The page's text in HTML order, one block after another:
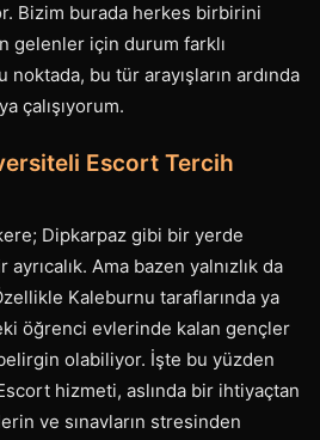
Bizim burada herkes birbirini
gelenler için durum farklı
bu tür arayışların ardında
çalışıyorum.
Escort Tercih
Dipkarpaz gibi bir yerde
ayrıcalık. Ama bazen yalnızlık da
Kaleburnu taraflarında ya
öğrenci evlerinde kalan gençler
olabiliyor. İşte bu yüzden
hizmeti, aslında bir ihtiyaçtan
ve sınavların stresinden